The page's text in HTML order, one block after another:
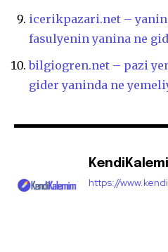
icerikpazari.net –
fasulyenin yanina ne
bilgiogren.net – pazi
gider yaninda ne
https://